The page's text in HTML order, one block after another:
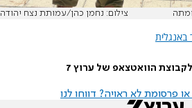
צילום: נחמן כהן/עמותת נצח יהודה
הוואטצאפ של ערוץ 7
פרסומת לא ראויה? דווחו לנו